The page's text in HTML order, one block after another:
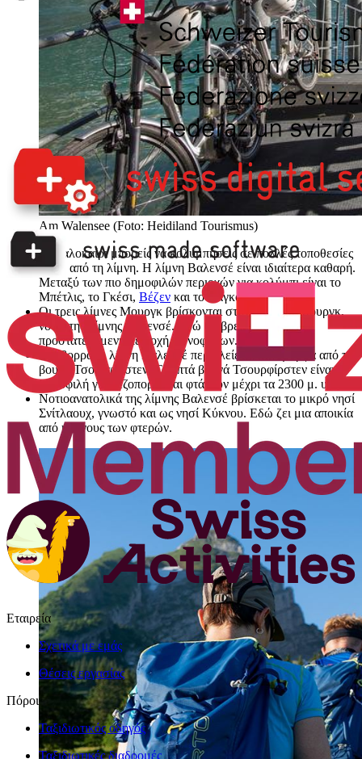
Am Walensee (Foto: Heidiland Tourismus)
Το καλοκαίρι μπορείς να κολυμπήσεις σε πολλές τοποθεσίες
γύρω από τη λίμνη. Η λίμνη Βαλενσέ είναι ιδιαίτερα καθαρή.
Μεταξύ των πιο δημοφιλών περιοχών για κολύμπι είναι το
Μπέτλις, το Γκέσι, Βέζεν και το Λάγκο Μίο.
Οι τρεις λίμνες Μουργκ βρίσκονται στην κοιλάδα Μουργκ,
νότια της λίμνης Βαλενσέ. Εδώ θα βρεις επίσης μια
προστατευόμενη περιοχή κωνοφόρων.
Στο βορρά, η λίμνη Βαλενσέ περικλείεται πανέμορφα από τα
βουνά Τσουρφίρστεν. Τα επτά βουνά Τσουρφίρστεν είναι
δημοφιλή για πεζοπορία και φτάνουν μέχρι τα 2300 μ. υ. ψ.
Νοτιοανατολικά της λίμνης Βαλενσέ βρίσκεται το μικρό νησί
Σνίτλαουχ, γνωστό και ως νησί Κύκνου. Εδώ ζει μια αποικία
από κύκνους των φτερών.
Εταιρεία
Σχετικά με εμάς
Θέσεις εργασίας
Πόροι
Ταξιδιωτικός οδηγός
Ταξιδιωτικές διαδρομές